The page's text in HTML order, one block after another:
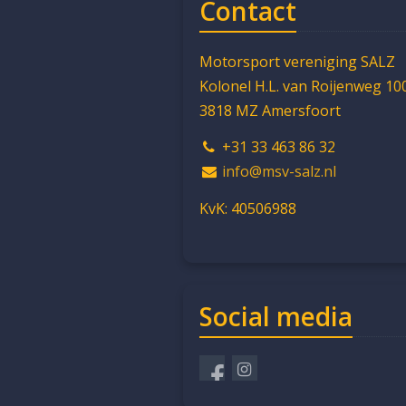
Contact
Motorsport vereniging SALZ
Kolonel H.L. van Roijenweg
3818 MZ Amersfoort
+31 33 463 86 32
info@msv-salz.nl
KvK: 40506988
Social media